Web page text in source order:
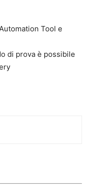
Tool e
di prova è possibile